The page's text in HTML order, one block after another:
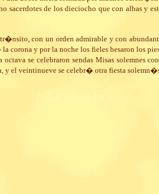
de los dieciocho que con albas y
con un orden admirable y con
y por la noche los fieles besaron los
se celebraron sendas Misas solemnes
y el veintinueve se celebr� otra fiesta